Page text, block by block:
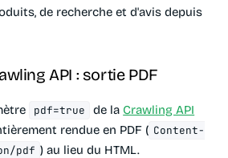
de recherche et d'avis depuis
API : sortie PDF
pdf=true de la Crawling API
rendue en PDF ( Content-
pdf ) au lieu du HTML.